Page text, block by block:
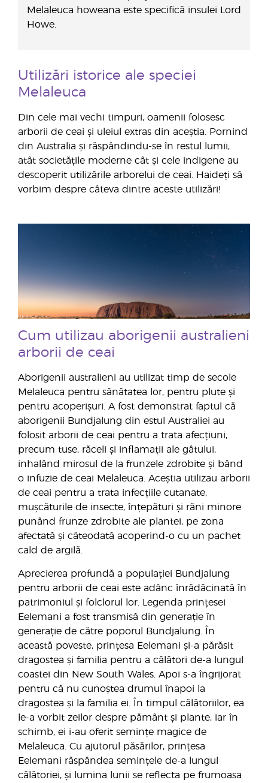
Melaleuca howeana este specifică insulei Lord
Howe.
Utilizări istorice ale speciei
Melaleuca
Din cele mai vechi timpuri, oamenii folosesc
arborii de ceai și uleiul extras din aceștia. Pornind
din Australia și răspândindu-se în restul lumii,
atât societățile moderne cât și cele indigene au
descoperit utilizările arborelui de ceai. Haideți să
vorbim despre câteva dintre aceste utilizări!
Cum utilizau aborigenii australieni
arborii de ceai
Aborigenii australieni au utilizat timp de secole
Melaleuca pentru sănătatea lor, pentru plute și
pentru acoperișuri. A fost demonstrat faptul că
aborigenii Bundjalung din estul Australiei au
folosit arborii de ceai pentru a trata afecțiuni,
precum tuse, răceli și inflamații ale gâtului,
inhalând mirosul de la frunzele zdrobite și bând
o infuzie de ceai Melaleuca. Aceștia utilizau arborii
de ceai pentru a trata infecțiile cutanate,
mușcăturile de insecte, înțepături și răni minore
punând frunze zdrobite ale plantei, pe zona
afectată și câteodată acoperind-o cu un pachet
cald de argilă.
Aprecierea profundă a populației Bundjalung
pentru arborii de ceai este adânc înrădăcinată în
patrimoniul și folclorul lor. Legenda prințesei
Eelemani a fost transmisă din generație în
generație de către poporul Bundjalung. În
această poveste, prințesa Eelemani și-a părăsit
dragostea și familia pentru a călători de-a lungul
coastei din New South Wales. Apoi s-a îngrijorat
pentru că nu cunoștea drumul înapoi la
dragostea și la familia ei. În timpul călătoriilor, ea
le-a vorbit zeilor despre pământ și plante, iar în
schimb, ei i-au oferit semințe magice de
Melaleuca. Cu ajutorul păsărilor, prințesa
Eelemani râspândea semințele de-a lungul
călătoriei, și lumina lunii se reflecta pe frumoasa